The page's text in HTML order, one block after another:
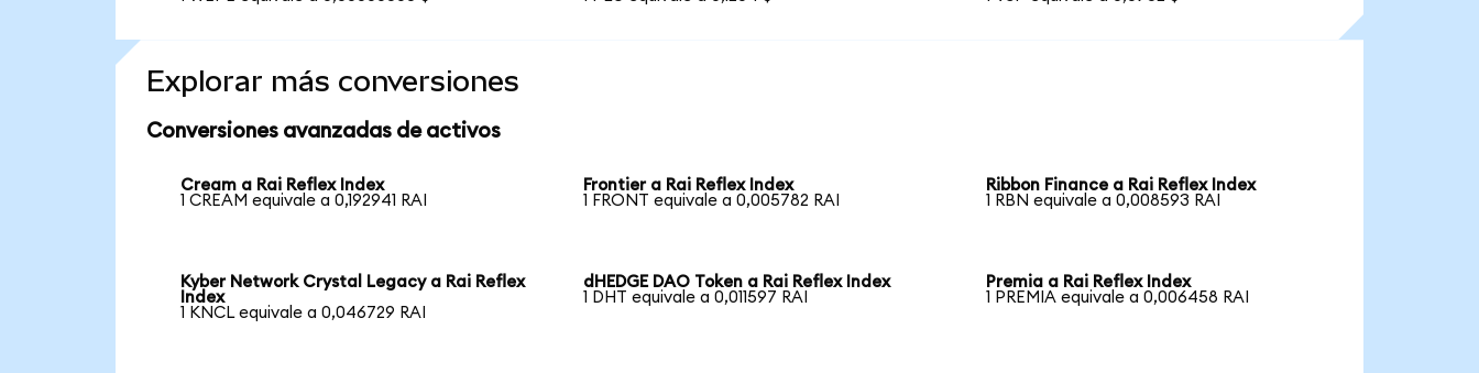
Explorar más conversiones
Conversiones avanzadas de activos
Cream a Rai Reflex Index
1 CREAM equivale a 0,192941 RAI
Frontier a Rai Reflex Index
1 FRONT equivale a 0,005782 RAI
Ribbon Finance a Rai Reflex Index
1 RBN equivale a 0,008593 RAI
Kyber Network Crystal Legacy a Rai Reflex
Index
1 KNCL equivale a 0,046729 RAI
dHEDGE DAO Token a Rai Reflex Index
1 DHT equivale a 0,011597 RAI
Premia a Rai Reflex Index
1 PREMIA equivale a 0,006458 RAI